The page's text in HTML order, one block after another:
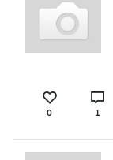
0 1